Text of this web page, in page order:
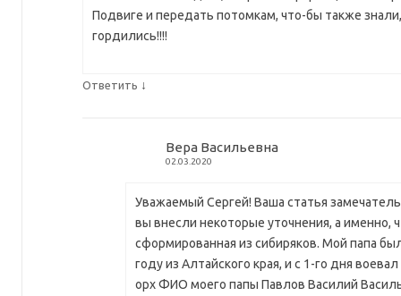
Подвиге и передать потомкам, что-бы также
гордились!!!!
Ответить ↓
Вера Васильевна
02.03.2020
Уважаемый Сергей! Ваша статья
вы внесли некоторые уточнения, а именно,
сформированная из сибиряков. Мой папа
году из Алтайского края, и с 1-го дня
орх ФИО моего папы Павлов Василий